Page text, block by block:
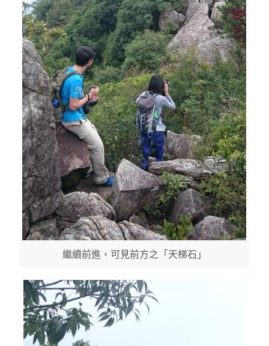
繼續前進，可見前方之「天梯石」